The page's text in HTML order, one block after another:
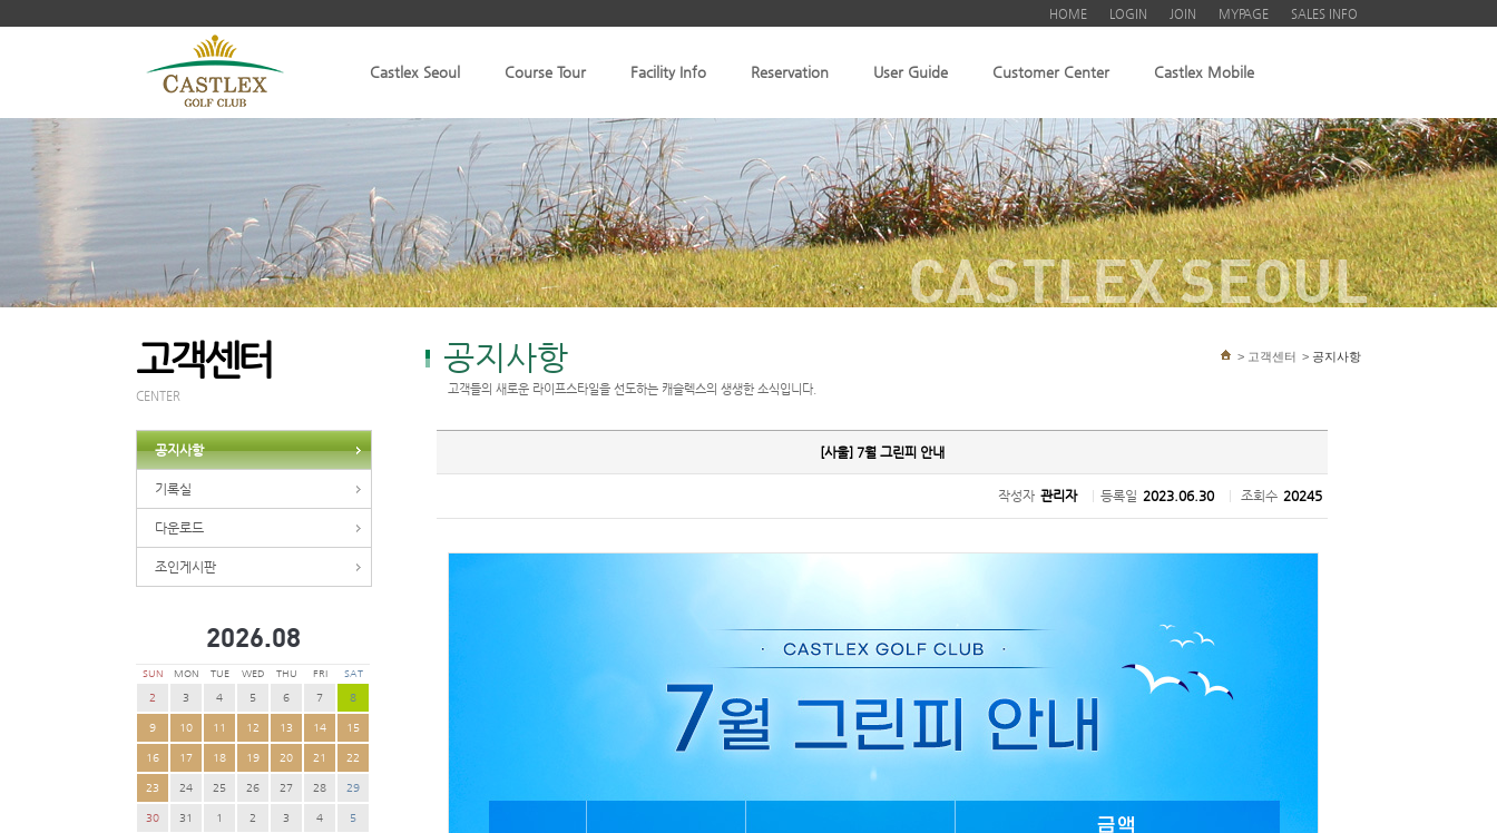
HOME LOGIN JOIN MYPAGE SALES INFO
Castlex Seoul Course Tour Facility Info Reservation User Guide Customer Center Castlex Mobile
CASTLEX SEOUL
고객센터
CENTER
공지사항
기록실
다운로드
조인게시판
2026.08
SUN MON TUE WED THU FRI SAT
2 3 4 5 6 7 8
9 10 11 12 13 14 15
16 17 18 19 20 21 22
23 24 25 26 27 28 29
30 31 1 2 3 4 5
공지사항
고객들의 새로운 라이프스타일을 선도하는 캐슬렉스의 생생한 소식입니다.
> 고객센터 > 공지사항
[사울] 7월 그린피 안내
작성자 관리자 등록일 2023.06.30 조회수 20245